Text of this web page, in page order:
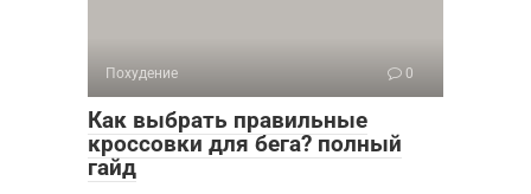
Похудение 0
Как выбрать правильные
кроссовки для бега? полный
гайд